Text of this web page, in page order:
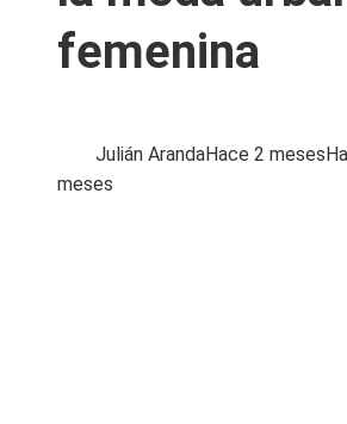
femenina
Julián ArandaHace 2 meses
meses